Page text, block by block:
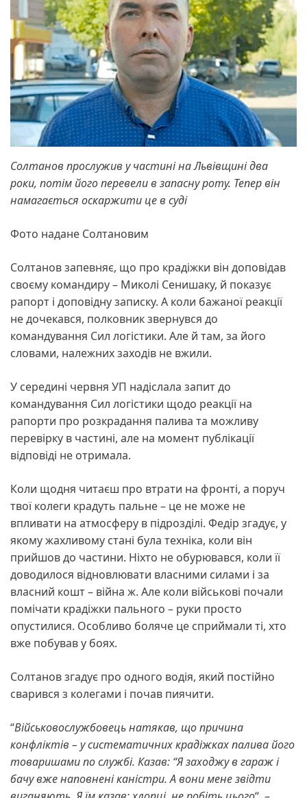
Солтанов прослужив у частині на Львівщині два
роки, потім його перевели в запасну роту. Тепер він
намагається оскаржити це в суді
Фото надане Солтановим
Солтанов запевняє, що про крадіжки він доповідав
своєму командиру – Миколі Сенишаку, й показує
рапорт і доповідну записку. А коли бажаної реакції
не дочекався, полковник звернувся до
командування Сил логістики. Але й там, за його
словами, належних заходів не вжили.
У середині червня УП надіслала запит до
командування Сил логістики щодо реакції на
рапорти про розкрадання палива та можливу
перевірку в частині, але на момент публікації
відповіді не отримала.
Коли щодня читаєш про втрати на фронті, а поруч
твої колеги крадуть пальне – це не може не
впливати на атмосферу в підрозділі. Федір згадує, у
якому жахливому стані була техніка, коли він
прийшов до частини. Ніхто не обурювався, коли її
доводилося відновлювати власними силами і за
власний кошт – війна ж. Але коли військові почали
помічати крадіжки пального – руки просто
опустилися. Особливо боляче це сприймали ті, хто
вже побував у боях.
Солтанов згадує про одного водія, який постійно
сварився з колегами і почав пиячити.
“Військовослужбовець натякав, що причина
конфліктів – у систематичних крадіжках палива його
товаришами по службі. Казав: “Я заходжу в гараж і
бачу вже наповнені каністри. А вони мене звідти